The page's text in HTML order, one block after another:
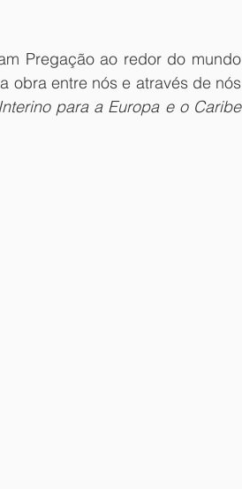
Pregação ao redor do
obra entre nós e através de
para a Europa e o Caribe